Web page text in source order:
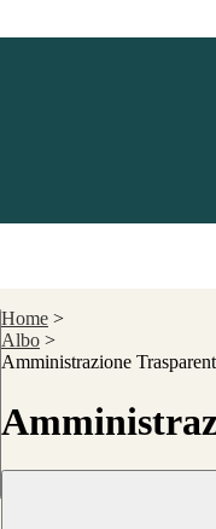
Home >
Albo >
Amministrazione